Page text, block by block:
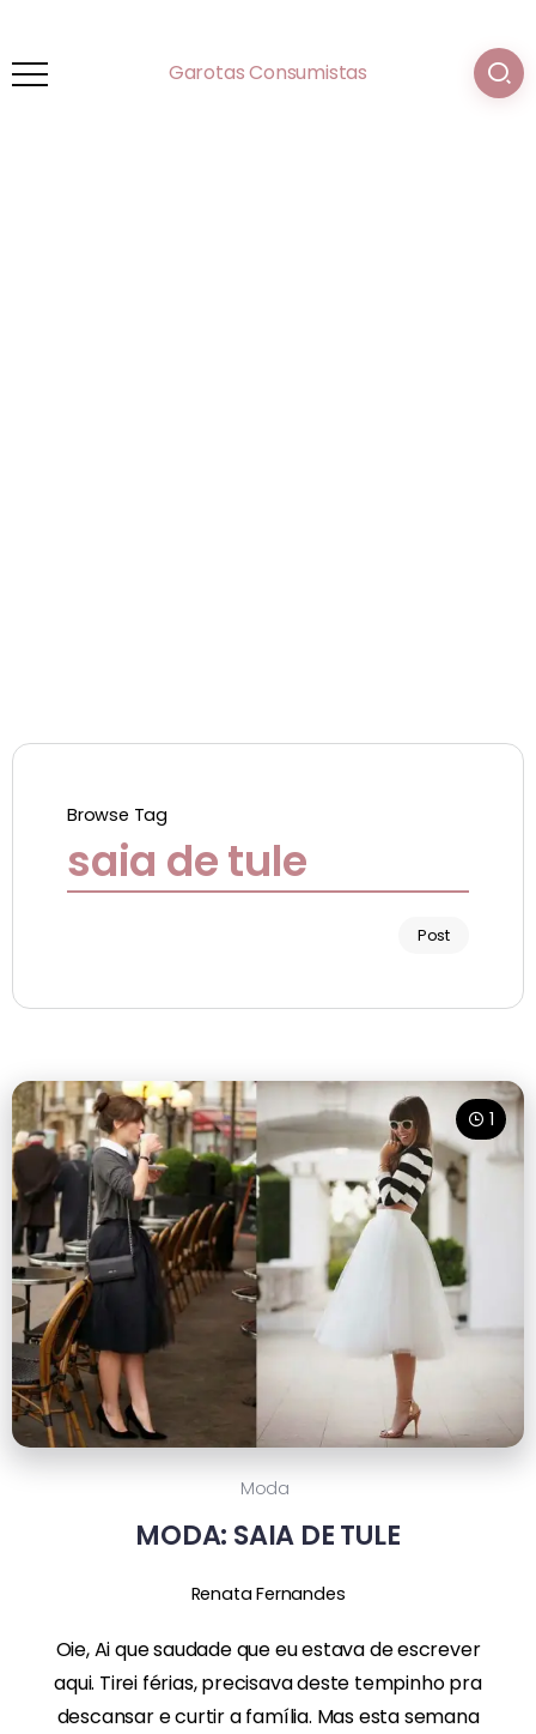
Garotas Consumistas
Browse Tag
saia de tule
Post
1
Moda
MODA: SAIA DE TULE
Renata Fernandes
Oie, Ai que saudade que eu estava de escrever
aqui. Tirei férias, precisava deste tempinho pra
descansar e curtir a família. Mas esta semana